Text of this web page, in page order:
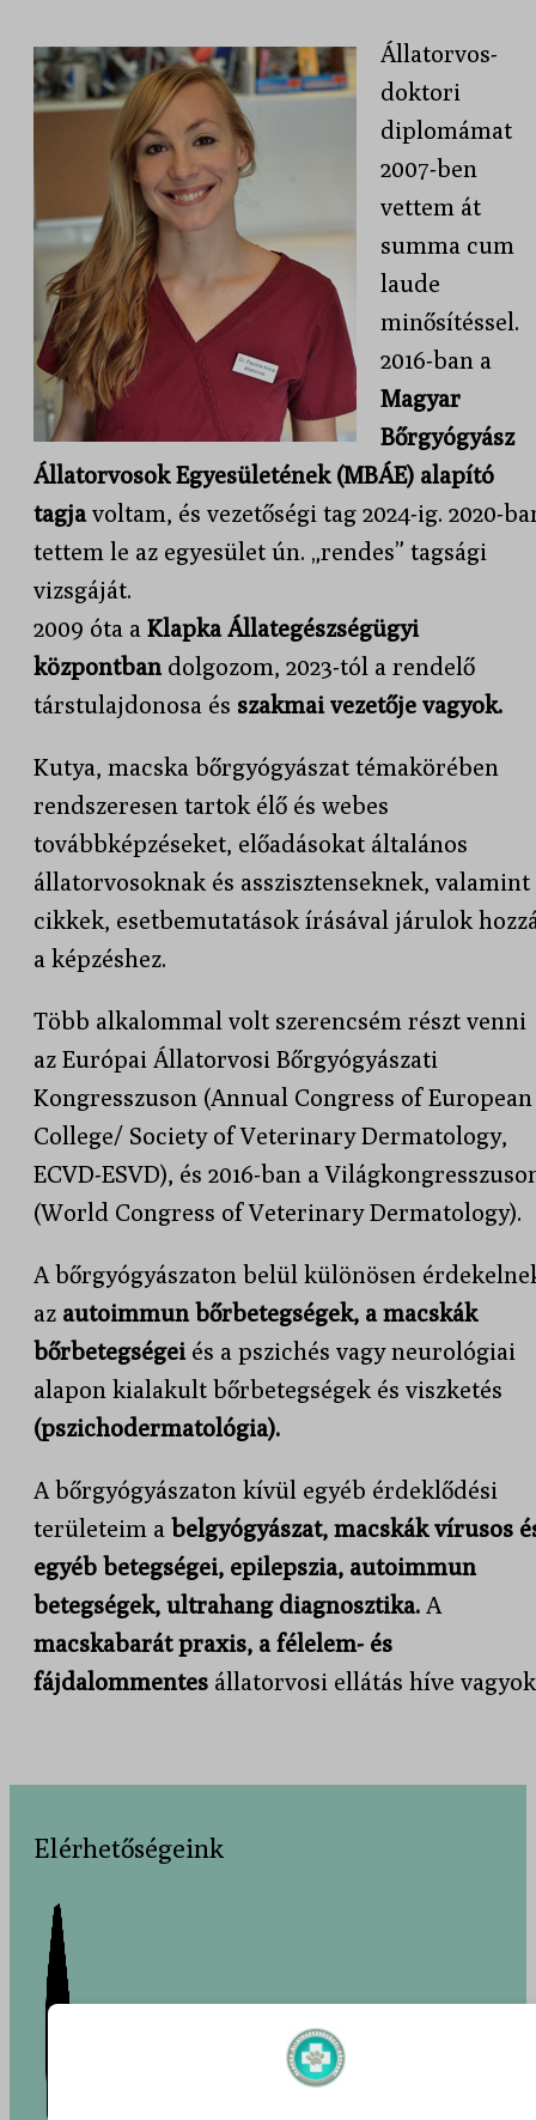
Állatorvos-
doktori
diplomámat
2007-ben
vettem át
summa cum
laude
minősítéssel.
2016-ban a
Magyar
Bőrgyógyász
Állatorvosok Egyesületének (MBÁE) alapító
tagjavoltam, és vezetőségi tag 2024-ig. 2020-
tettem le az egyesület ún. „rendes” tagsági
vizsgáját.
2009 óta a Klapka Állategészségügyi
központban dolgozom, 2023-tól a rendelő
társtulajdonosa és szakmai vezetője vagyok.
Kutya, macska bőrgyógyászat témakörében
rendszeresen tartok élő és webes
továbbképzéseket, előadásokat általános
állatorvosoknak és asszisztenseknek, valamint
cikkek, esetbemutatások írásával járulok
a képzéshez.
Több alkalommal volt szerencsém részt venni
az Európai Állatorvosi Bőrgyógyászati
Kongresszuson (Annual Congress of European
College/ Society of Veterinary Dermatology,
ECVD-ESVD), és 2016-ban a
(World Congress of Veterinary Dermatology).
A bőrgyógyászaton belül különösen
az autoimmun bőrbetegségek, a macskák
bőrbetegségei és a pszichés vagy neurológiai
alapon kialakult bőrbetegségek és viszketés
(pszichodermatológia).
A bőrgyógyászaton kívül egyéb érdeklődési
területeim a belgyógyászat, macskák vírusos
egyéb betegségei, epilepszia, autoimmun
betegségek, ultrahang diagnosztika. A
macskabarát praxis, a félelem- és
fájdalommentes állatorvosi ellátás híve
Elérhetőségeink